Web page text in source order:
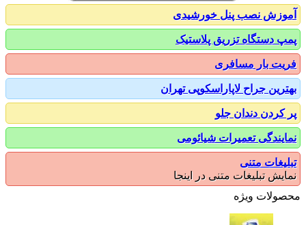
نصب پنل خورشیدی
دستگاه تزریق پلاستیک
بار مسافری
جراح لاپاراسکوپی تهران
دندان جلو
تعمیرات شیائومی
متنی
تبلیغات متنی در اینجا
ویژه